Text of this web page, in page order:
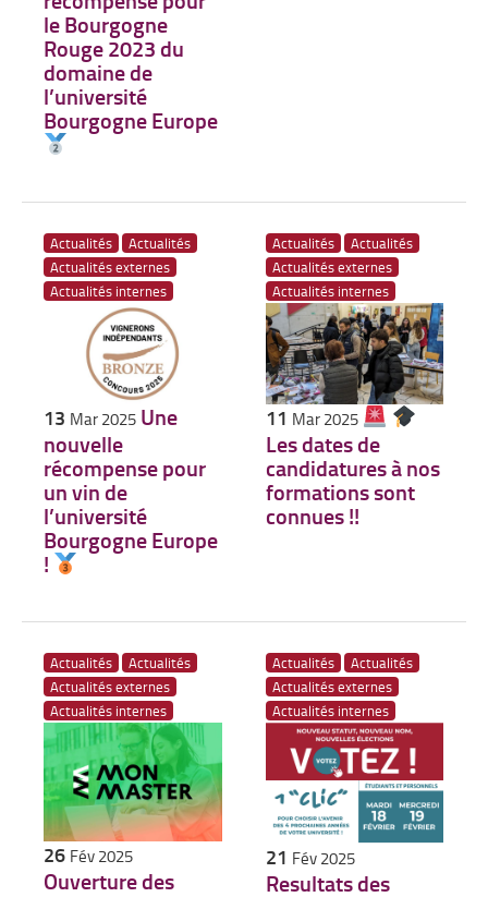
le Bourgogne
Rouge 2023 du
domaine de
l’université
Bourgogne Europe
Actualités
Actualités
Actualités externes
Actualités internes
13 Mar 2025 Une
nouvelle
récompense pour
un vin de
l’université
Bourgogne Europe
!
Actualités
Actualités
Actualités externes
Actualités internes
11 Mar 2025
Les dates de
candidatures à nos
formations sont
connues !!
Actualités
Actualités
Actualités externes
Actualités internes
26 Fév 2025
Ouverture des
Actualités
Actualités
Actualités externes
Actualités internes
21 Fév 2025
Resultats des